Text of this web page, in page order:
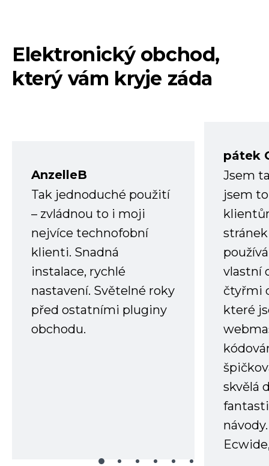
Elektronický obchod,
který vám kryje záda
AnzelleB
Tak jednoduché použití
– zvládnou to i moji
nejvíce technofobní
klienti. Snadná
instalace, rychlé
nastavení. Světelné roky
před ostatními pluginy
obchodu.
pátek
Jsem
jsem
vlastní
čtyřmi
které
skvělá